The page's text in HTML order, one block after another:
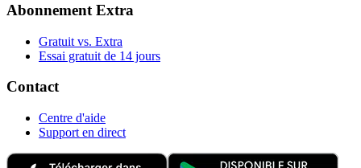
Abonnement Extra
Gratuit vs. Extra
Essai gratuit de 14 jours
Contact
Centre d'aide
Support en direct